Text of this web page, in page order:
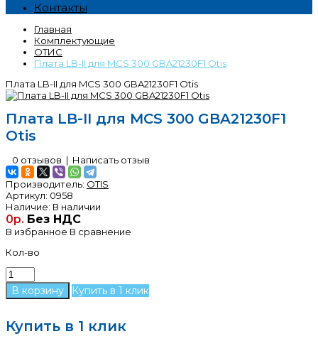
Контакты
Главная
Комплектующие
ОТИС
Плата LB-II для MCS 300 GBA21230F1 Otis
Плата LB-II для MCS 300 GBA21230F1 Otis
Плата LB-II для MCS 300 GBA21230F1
Otis
0 отзывов | Написать отзыв
Производитель: OTIS
Артикул: 0958
Наличие: В наличии
0р. Без НДС
В избранное В сравнение
Кол-во
Купить в 1 клик
Купить в 1 клик